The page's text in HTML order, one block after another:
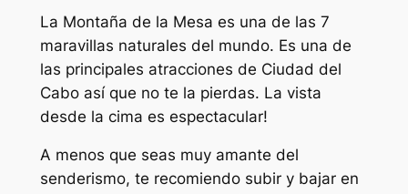
La Montaña de la Mesa es una de las 7
maravillas naturales del mundo. Es una de
las principales atracciones de Ciudad del
Cabo así que no te la pierdas. La vista
desde la cima es espectacular!
A menos que seas muy amante del
senderismo, te recomiendo subir y bajar en